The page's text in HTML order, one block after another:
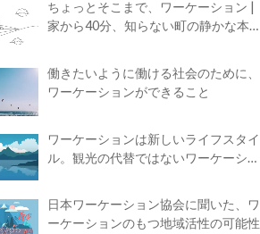
ちょっとそこまで、ワーケーション |
家から40分、知らない町の静かな本屋
働きたいように働ける社会のために、
ワーケーションができること
ワーケーションは新しいライフスタイ
ル。観光の代替ではないワーケーショ
日本ワーケーション協会に聞いた、ワ
ーケーションのもつ地域活性の可能性